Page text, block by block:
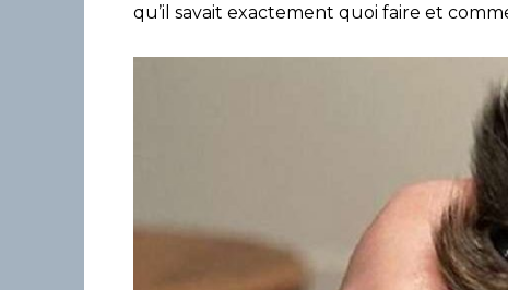
qu’il savait exactement quoi faire et